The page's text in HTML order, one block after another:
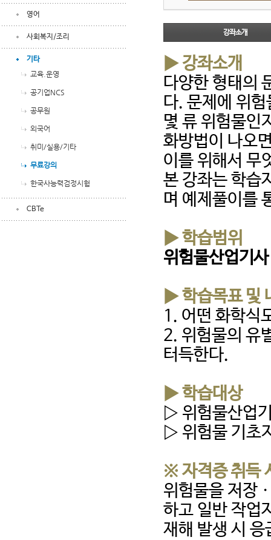
영어
사회복지/조리
기타
교육.운영
공기업NCS
공무원
외국어
취미/실용/기타
무료강의
한국사능력검정시험
CBTe
강좌소개
▶ 강좌소개
다양한 형태의
다. 문제에 위
몇 류 위험물인
화방법이 나오
이를 위해서 무
본 강좌는 학습
며 예제풀이를
▶ 학습범위
위험물산업기
▶ 학습목표 및
1. 어떤 화학식
2. 위험물의 유
터득한다.
▶ 학습대상
▷ 위험물산업
▷ 위험물 기초
※ 자격증 취득
위험물을 저장
하고 일반 작업
재해 발생 시